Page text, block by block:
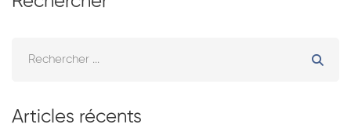
Articles récents